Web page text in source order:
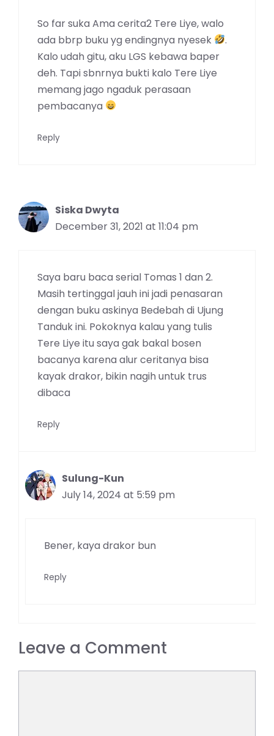
So far suka Ama cerita2 Tere Liye, walo
ada bbrp buku yg endingnya nyesek
.
Kalo udah gitu, aku LGS kebawa baper
deh. Tapi sbnrnya bukti kalo Tere Liye
memang jago ngaduk perasaan
pembacanya
Reply
Siska Dwyta
December 31, 2021 at 11:04 pm
Saya baru baca serial Tomas 1 dan 2.
Masih tertinggal jauh ini jadi penasaran
dengan buku askinya Bedebah di Ujung
Tanduk ini. Pokoknya kalau yang tulis
Tere Liye itu saya gak bakal bosen
bacanya karena alur ceritanya bisa
kayak drakor, bikin nagih untuk trus
dibaca
Reply
Sulung-Kun
July 14, 2024 at 5:59 pm
Bener, kaya drakor bun
Reply
Leave a Comment